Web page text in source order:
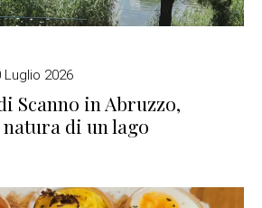
Luglio 2026
Scanno in Abruzzo,
di un lago